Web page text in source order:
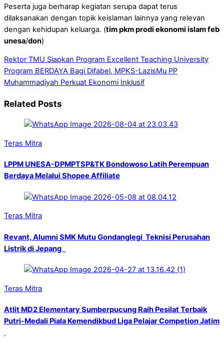
Peserta juga berharap kegiatan serupa dapat terus
dilaksanakan dengan topik keislaman lainnya yang relevan
dengan kehidupan keluarga. (tim pkm prodi ekonomi islam feb
unesa/don)
Rektor TMU Siapkan Program Excellent Teaching University
Program BERDAYA Bagi Difabel, MPKS-LazisMu PP
Muhammadiyah Perkuat Ekonomi Inklusif
Related Posts
Teras Mitra
LPPM UNESA-DPMPTSP&TK Bondowoso Latih Perempuan
Berdaya Melalui Shopee Affiliate
Teras Mitra
Revant, Alumni SMK Mutu Gondanglegi Teknisi Perusahan
Listrik di Jepang
Teras Mitra
Atlit MD2 Elementary Sumberpucung Raih Pesilat Terbaik
Putri-Medali Piala Kemendikbud Liga Pelajar Competion Jatim